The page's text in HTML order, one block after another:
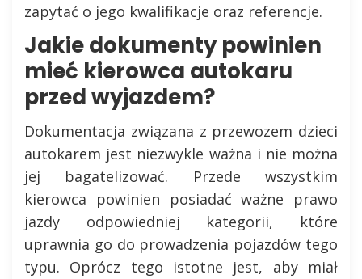
zapytać o jego kwalifikacje oraz referencje.
Jakie dokumenty powinien
mieć kierowca autokaru
przed wyjazdem?
Dokumentacja związana z przewozem dzieci
autokarem jest niezwykle ważna i nie można
jej bagatelizować. Przede wszystkim
kierowca powinien posiadać ważne prawo
jazdy odpowiedniej kategorii, które
uprawnia go do prowadzenia pojazdów tego
typu. Oprócz tego istotne jest, aby miał